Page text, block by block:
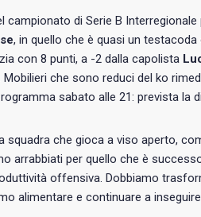
campionato di Serie B Interregionale
, in quello che è quasi un testacoda
con 8 punti, a -2 dalla capolista
che sono reduci del ko
sabato alle 21: prevista la
che gioca a viso aperto,
arrabbiati per quello che è
offensiva. Dobbiamo
alimentare e continuare a